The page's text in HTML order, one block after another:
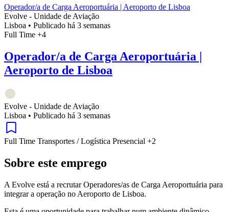
Operador/a de Carga Aeroportuária | Aeroporto de Lisboa
Evolve - Unidade de Aviação
Lisboa • Publicado há 3 semanas
Full Time +4
Operador/a de Carga Aeroportuária |
Aeroporto de Lisboa
Evolve - Unidade de Aviação
Lisboa • Publicado há 3 semanas
Full Time Transportes / Logística Presencial +2
Sobre este emprego
A Evolve está a recrutar Operadores/as de Carga Aeroportuária para
integrar a operação no Aeroporto de Lisboa.